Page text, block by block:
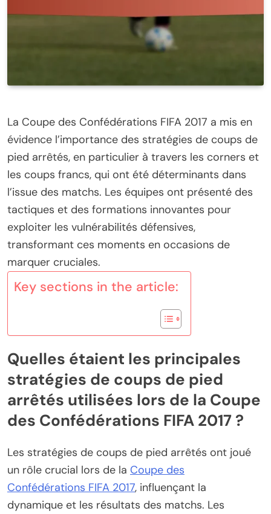
La Coupe des Confédérations FIFA 2017 a mis en
évidence l’importance des stratégies de coups de
pied arrêtés, en particulier à travers les corners et
les coups francs, qui ont été déterminants dans
l’issue des matchs. Les équipes ont présenté des
tactiques et des formations innovantes pour
exploiter les vulnérabilités défensives,
transformant ces moments en occasions de
marquer cruciales.
Key sections in the article:
Quelles étaient les principales
stratégies de coups de pied
arrêtés utilisées lors de la Coupe
des Confédérations FIFA 2017 ?
Les stratégies de coups de pied arrêtés ont joué
un rôle crucial lors de la Coupe des
Confédérations FIFA 2017, influençant la
dynamique et les résultats des matchs. Les